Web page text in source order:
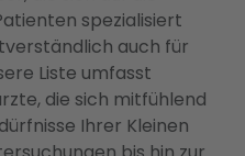
spezialisiert
auch für
Liste umfasst
die sich mitfühlend
Ihrer Kleinen